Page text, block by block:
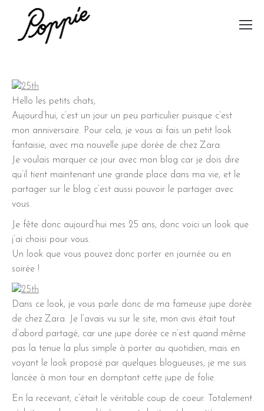
Hello les petits chats,
Aujourd’hui, c’est un jour un peu particulier puisque c’est
mon anniversaire. Pour cela, je vous ai fais un petit look
fantaisie, avec ma nouvelle jupe dorée de chez Zara.
Je voulais marquer ce jour avec mon blog car je dois dire
qu’il tient maintenant une grande place dans ma vie, et le
partager sur le blog c’est aussi pouvoir le partager avec
vous.
Je fête donc aujourd’hui mes 25 ans, donc voici un look que
j’ai choisi pour vous.
Un look que vous pouvez donc porter en journée ou en
soirée !
Dans ce look, je vous parle donc de ma fameuse jupe dorée
de chez Zara. Je l’avais vu sur le site, mon avis était tout
d’abord partagé, car une jupe dorée ce n’est quand même
pas la tenue la plus simple à porter au quotidien, mais en
voyant le look proposé par quelques blogueuses, je me suis
lancée à mon tour en domptant cette jupe de folie.
En la recevant, c’était le véritable coup de coeur. Totalement